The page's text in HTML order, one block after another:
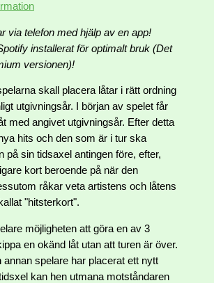
via telefon med hjälp av en app!
installerat för optimalt bruk (Det
versionen)!
skall placera låtar i rätt ordning
utgivningsår. I början av spelet får
med angivet utgivningsår. Efter detta
hits och den som är i tur ska
på sin tidsaxel antingen före, efter,
kort beroende på när den
råkar veta artistens och låtens
"hitsterkort".
möjligheten att göra en av 3
en okänd låt utan att turen är över.
annan spelare har placerat ett nytt
kan hen utmana motståndaren